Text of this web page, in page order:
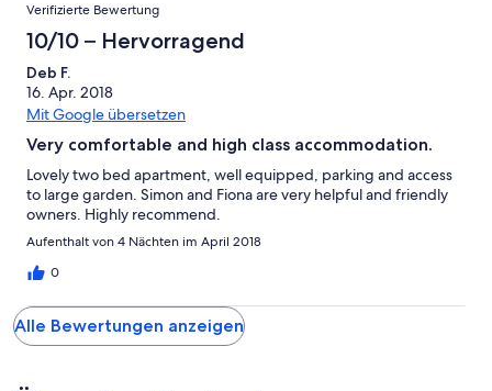
Verifizierte Bewertung
10/10 – Hervorragend
Deb F.
16. Apr. 2018
Mit Google übersetzen
Very comfortable and high class accommodation.
Lovely two bed apartment, well equipped, parking and access
to large garden. Simon and Fiona are very helpful and friendly
owners. Highly recommend.
Aufenthalt von 4 Nächten im April 2018
0
Alle Bewertungen anzeigen